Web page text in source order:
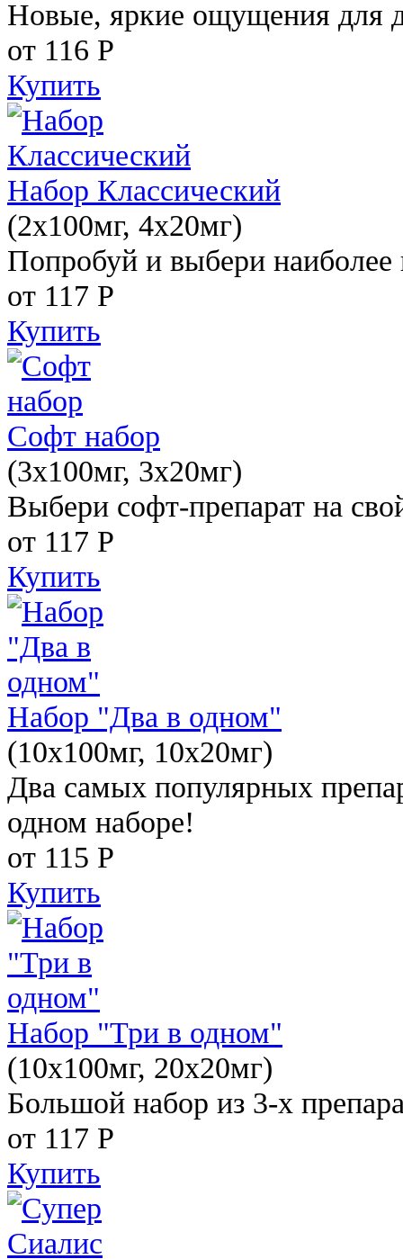
Новые, яркие ощущения для
от 116 Р
Купить
Набор Классический
(2x100мг, 4x20мг)
Попробуй и выбери наиболее
от 117 Р
Купить
Софт набор
(3x100мг, 3x20мг)
Выбери софт-препарат на
от 117 Р
Купить
Набор "Два в одном"
(10x100мг, 10x20мг)
Два самых популярных
одном наборе!
от 115 Р
Купить
Набор "Три в одном"
(10x100мг, 20x20мг)
Большой набор из 3-х
от 117 Р
Купить